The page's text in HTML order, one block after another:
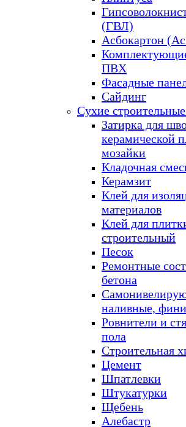
(ГВЛ)
Асбокартон
ПВХ
Фасадные
Сайдинг
Сухие
Затирка для
керамической
мозайки
Кладочная
Керамзит
Клей для
материалов
Клей для
строительный
Песок
Ремонтные
бетона
наливные,
Ровнители и
пола
Строительная
Цемент
Шпатлевки
Штукатурки
Щебень
Алебастр